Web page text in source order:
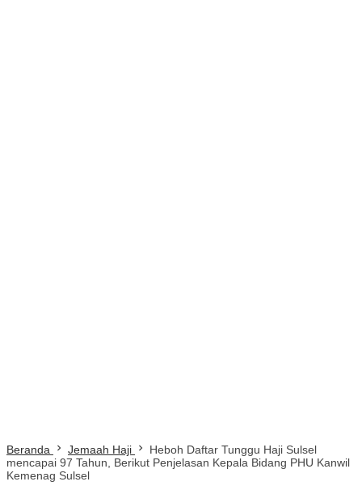
Beranda Jemaah Haji
Heboh Daftar Tunggu Haji Sulsel
mencapai 97 Tahun, Berikut Penjelasan Kepala Bidang PHU Kanwil
Kemenag Sulsel